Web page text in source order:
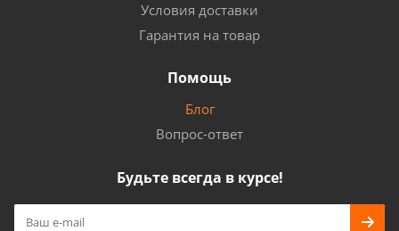
Условия доставки
Гарантия на товар
Помощь
Блог
Вопрос-ответ
Будьте всегда в курсе!